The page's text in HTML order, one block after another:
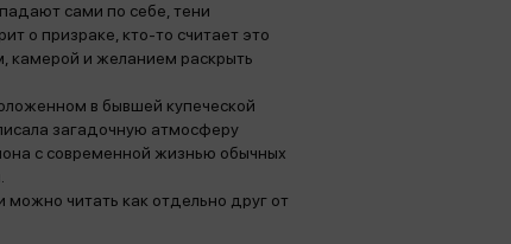
сами по себе, тени
о призраке, кто-то считает это
камерой и желанием раскрыть
в бывшей купеческой
загадочную атмосферу
с современной жизнью обычных
читать как отдельно друг от